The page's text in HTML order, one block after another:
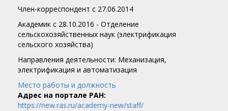
Член-корреспондент c 27.06.2014
Академик c 28.10.2016 - Отделение
сельскохозяйственных наук (электрификация
сельского хозяйства)
Направления деятельности: Механизация,
электрификация и автоматизация
Место работы и должность
Адрес на портале РАН:
https://new.ras.ru/academy-new/staff/